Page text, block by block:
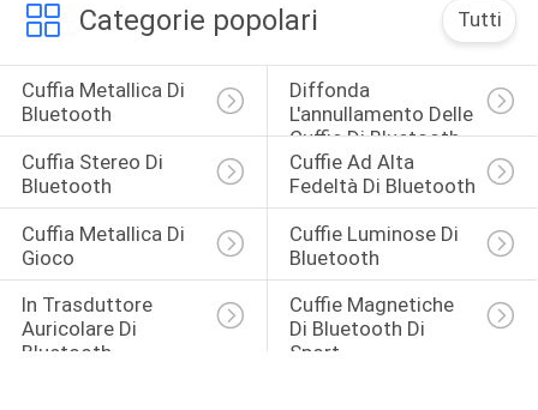
Categorie popolari Tutti
Cuffia Metallica Di
Bluetooth
Diffonda
L'annullamento Delle
Cuffie Di Bluetooth
Cuffia Stereo Di
Bluetooth
Cuffie Ad Alta
Fedeltà Di Bluetooth
Cuffia Metallica Di
Gioco
Cuffie Luminose Di
Bluetooth
In Trasduttore
Auricolare Di
Bluetooth
Cuffie Magnetiche
Di Bluetooth Di
Sport